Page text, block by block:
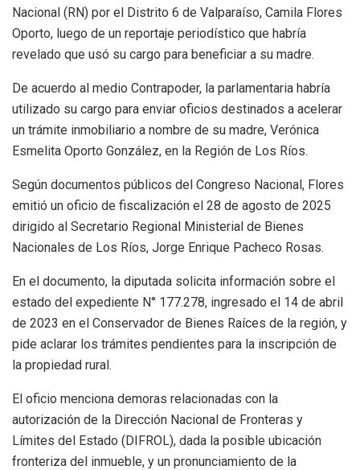
Nacional (RN) por el Distrito 6 de Valparaíso, Camila Flores
Oporto, luego de un reportaje periodístico que habría
revelado que usó su cargo para beneficiar a su madre.
De acuerdo al medio Contrapoder, la parlamentaria habría
utilizado su cargo para enviar oficios destinados a acelerar
un trámite inmobiliario a nombre de su madre, Verónica
Esmelita Oporto González, en la Región de Los Ríos.
Según documentos públicos del Congreso Nacional, Flores
emitió un oficio de fiscalización el 28 de agosto de 2025
dirigido al Secretario Regional Ministerial de Bienes
Nacionales de Los Ríos, Jorge Enrique Pacheco Rosas.
En el documento, la diputada solicita información sobre el
estado del expediente N° 177.278, ingresado el 14 de abril
de 2023 en el Conservador de Bienes Raíces de la región, y
pide aclarar los trámites pendientes para la inscripción de
la propiedad rural.
El oficio menciona demoras relacionadas con la
autorización de la Dirección Nacional de Fronteras y
Límites del Estado (DIFROL), dada la posible ubicación
fronteriza del inmueble, y un pronunciamiento de la